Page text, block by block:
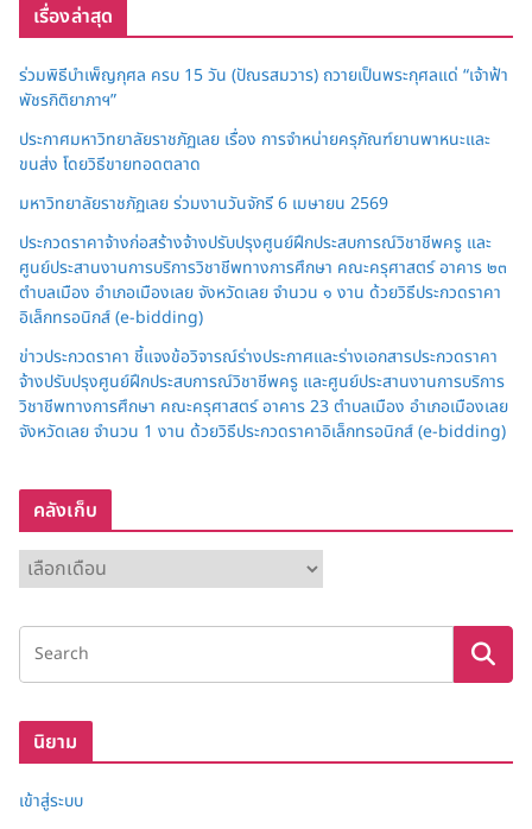
เรื่องล่าสุด
ร่วมพิธีบำเพ็ญกุศล ครบ 15 วัน (ปัณรสมวาร) ถวายเป็นพระกุศลแด่ “เจ้าฟ้า
พัชรกิติยาภาฯ”
ประกาศมหาวิทยาลัยราชภัฏเลย เรื่อง การจำหน่ายครุภัณฑ์ยานพาหนะและ
ขนส่ง โดยวิธีขายทอดตลาด
มหาวิทยาลัยราชภัฏเลย ร่วมงานวันจักรี 6 เมษายน 2569
ประกวดราคาจ้างก่อสร้างจ้างปรับปรุงศูนย์ฝึกประสบการณ์วิชาชีพครู และ
ศูนย์ประสานงานการบริการวิชาชีพทางการศึกษา คณะครุศาสตร์ อาคาร ๒๓
ตำบลเมือง อำเภอเมืองเลย จังหวัดเลย จำนวน ๑ งาน ด้วยวิธีประกวดราคา
อิเล็กทรอนิกส์ (e-bidding)
ข่าวประกวดราคา ชี้แจงข้อวิจารณ์ร่างประกาศและร่างเอกสารประกวดราคา
จ้างปรับปรุงศูนย์ฝึกประสบการณ์วิชาชีพครู และศูนย์ประสานงานการบริการ
วิชาชีพทางการศึกษา คณะครุศาสตร์ อาคาร 23 ตำบลเมือง อำเภอเมืองเลย
จังหวัดเลย จำนวน 1 งาน ด้วยวิธีประกวดราคาอิเล็กทรอนิกส์ (e-bidding)
คลังเก็บ
ลั
ง
ก็
นิยาม
เข้าสู่ระบบ